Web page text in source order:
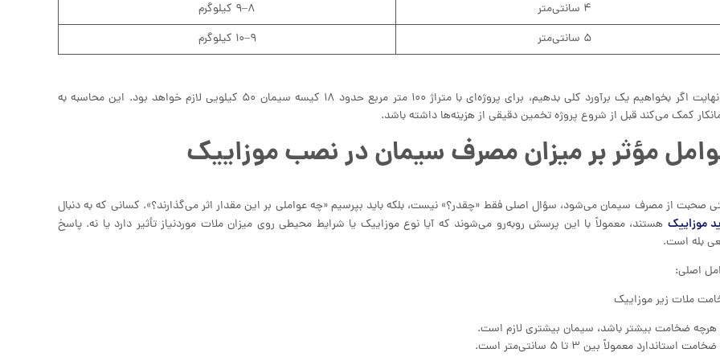
۴ سانتی‌متر
۸–۹ کیلوگرم
۵ سانتی‌متر
۹–۱۰ کیلوگرم
در نهایت اگر بخواهیم یک برآورد کلی بدهیم، برای پروژه‌ای با متراژ ۱۰۰ متر مربع حدود ۱۸ کیسه سیمان ۵۰ کیلویی لازم خواهد بود. این محاسبه به
کمک می‌کند قبل از شروع پروژه تخمین دقیقی از هزینه‌ها داشته باشد.
مؤثر بر میزان مصرف سیمان در نصب موزاییک
صحبت از مصرف سیمان می‌شود، سؤال اصلی فقط «چقدر؟» نیست، بلکه باید بپرسیم «چه عواملی بر این مقدار اثر می‌گذارند؟». کسانی که به دنبال
موزاییک هستند، معمولاً با این پرسش روبه‌رو می‌شوند که آیا نوع موزاییک یا شرایط محیطی روی میزان ملات موردنیاز تأثیر دارد یا نه. پاسخ
بله است.
اصلی:
ملات زیر موزاییک
هرچه ضخامت بیشتر باشد، سیمان بیشتری لازم است.
ضخامت استاندارد معمولاً بین ۳ تا ۵ سانتی‌متر است.